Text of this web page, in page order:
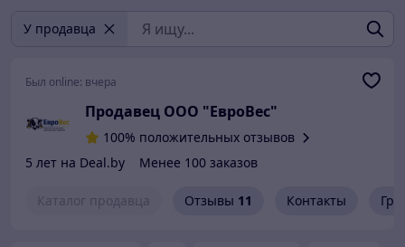
У продавца
Был online: вчера
Продавец ООО "ЕвроВес"
100% положительных отзывов
5 лет на Deal.by
Менее 100 заказов
Каталог продавца Отзывы 11 Контакты